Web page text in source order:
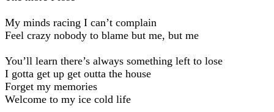
My minds racing I can’t complain
Feel crazy nobody to blame but me, but me
You’ll learn there’s always something left to lose
I gotta get up get outta the house
Forget my memories
Welcome to my ice cold life